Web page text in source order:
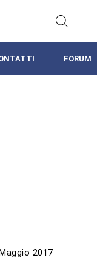
FORUM
2017